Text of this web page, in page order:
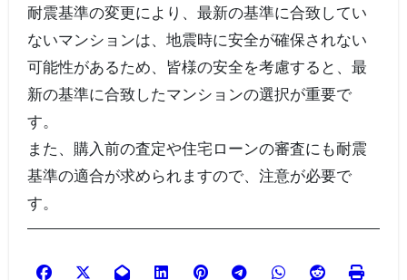
耐震基準の変更により、最新の基準に合致してい
ないマンションは、地震時に安全が確保されない
可能性があるため、皆様の安全を考慮すると、最
新の基準に合致したマンションの選択が重要で
す。
また、購入前の査定や住宅ローンの審査にも耐震
基準の適合が求められますので、注意が必要で
す。